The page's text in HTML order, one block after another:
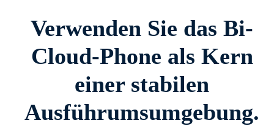
Verwenden Sie das Bi-
Cloud-Phone als Kern
einer stabilen
Ausführumsumgebung.